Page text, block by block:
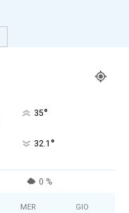
35°
32.1 °
0 %
MER GIO